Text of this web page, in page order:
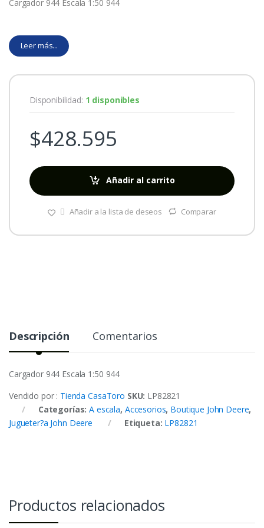
Cargador 944 Escala 1:50 944
Leer más...
Disponibilidad: 1 disponibles
$428.595
Añadir al carrito
Añadir a la lista de deseos Comparar
Descripción Comentarios
Cargador 944 Escala 1:50 944
Vendido por : Tienda CasaToro SKU: LP82821
Categorías:A escala, Accesorios, Boutique John Deere,
Jugueter?a John Deere
Etiqueta: LP82821
Productos relacionados